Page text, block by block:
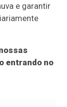
e garantir
entrando no